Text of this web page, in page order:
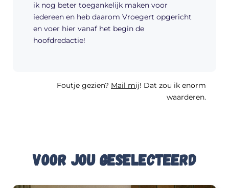
ik nog beter toegankelijk maken voor
iedereen en heb daarom Vroegert opgericht
en voer hier vanaf het begin de
hoofdredactie!
Foutje gezien? Mail mij! Dat zou ik enorm
waarderen.
Voor jou geselecteerd